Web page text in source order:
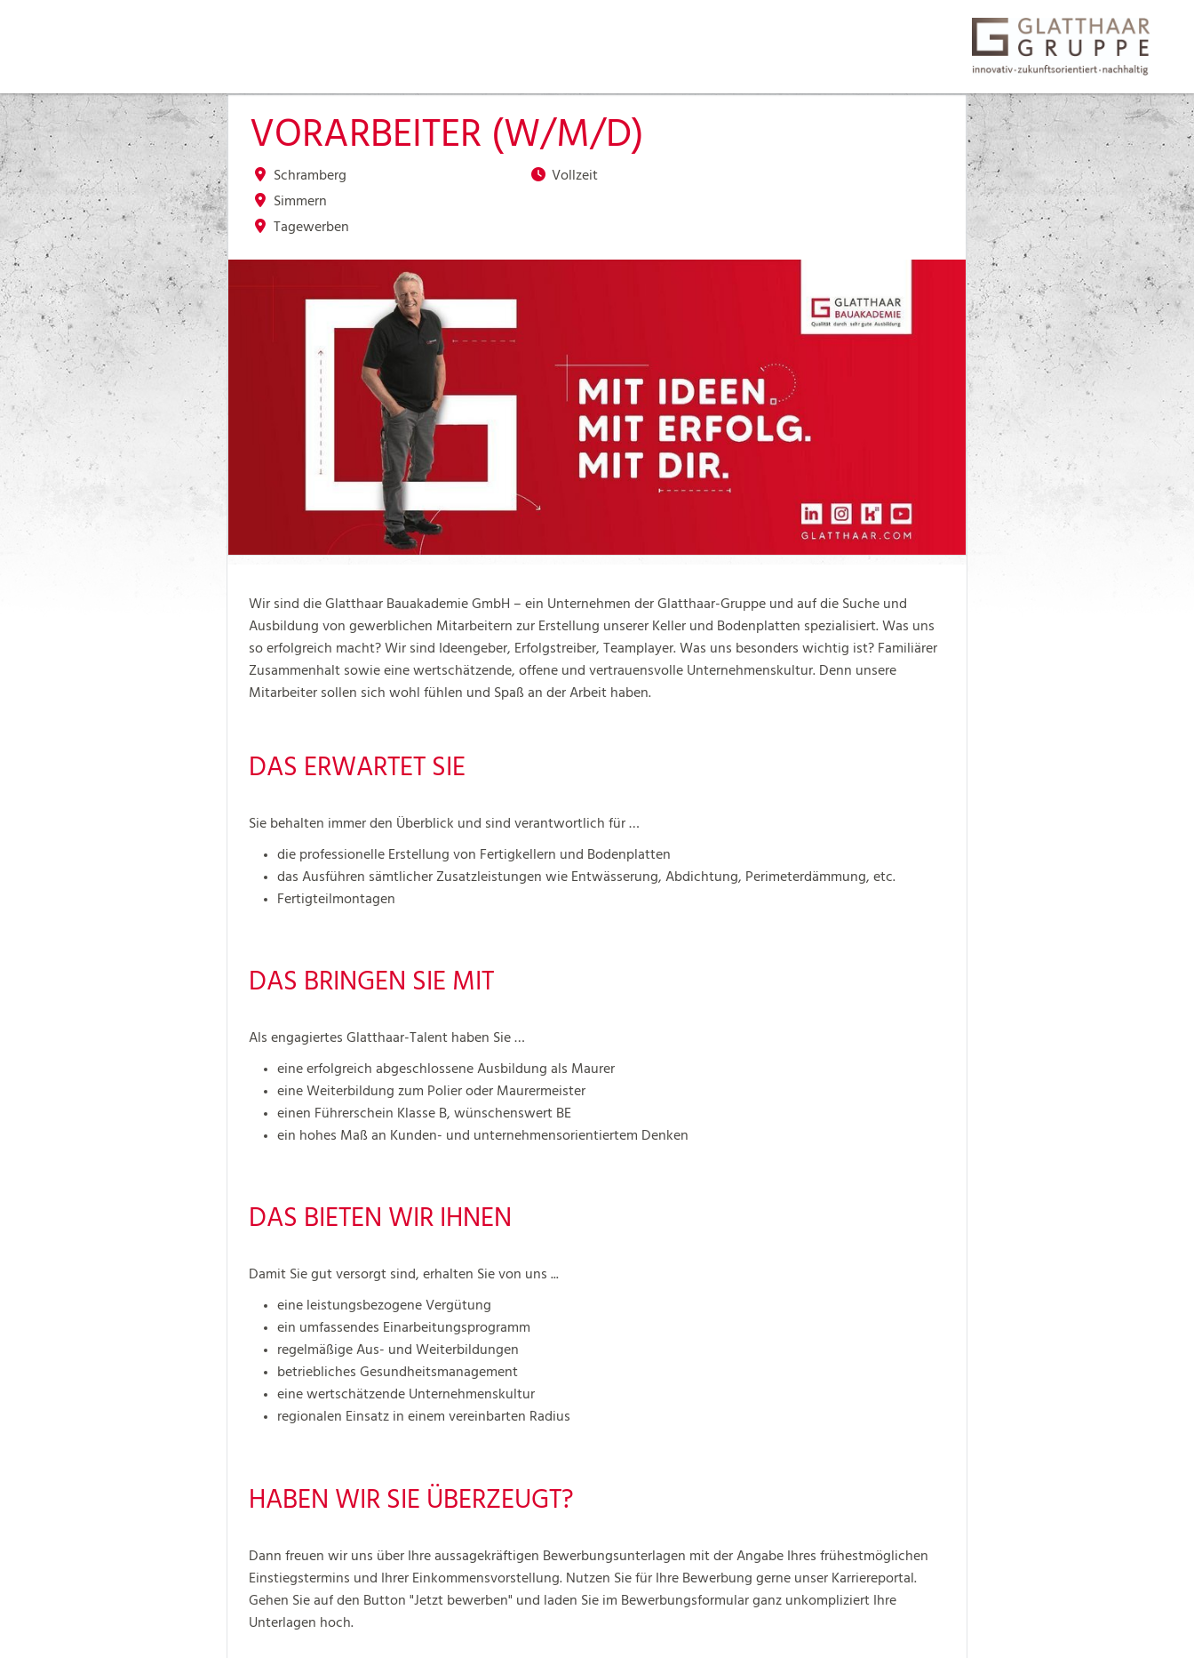
VORARBEITER (W/M/D)
Schramberg
Simmern
Tagewerben
Vollzeit
Wir sind die Glatthaar Bauakademie GmbH – ein Unternehmen der Glatthaar-Gruppe und auf die Suche und
Ausbildung von gewerblichen Mitarbeitern zur Erstellung unserer Keller und Bodenplatten spezialisiert. Was uns
so erfolgreich macht? Wir sind Ideengeber, Erfolgstreiber, Teamplayer. Was uns besonders wichtig ist? Familiärer
Zusammenhalt sowie eine wertschätzende, offene und vertrauensvolle Unternehmenskultur. Denn unsere
Mitarbeiter sollen sich wohl fühlen und Spaß an der Arbeit haben.
DAS ERWARTET SIE
Sie behalten immer den Überblick und sind verantwortlich für …
die professionelle Erstellung von Fertigkellern und Bodenplatten
das Ausführen sämtlicher Zusatzleistungen wie Entwässerung, Abdichtung, Perimeterdämmung, etc.
Fertigteilmontagen
DAS BRINGEN SIE MIT
Als engagiertes Glatthaar-Talent haben Sie …
eine erfolgreich abgeschlossene Ausbildung als Maurer
eine Weiterbildung zum Polier oder Maurermeister
einen Führerschein Klasse B, wünschenswert BE
ein hohes Maß an Kunden- und unternehmensorientiertem Denken
DAS BIETEN WIR IHNEN
Damit Sie gut versorgt sind, erhalten Sie von uns ...
eine leistungsbezogene Vergütung
ein umfassendes Einarbeitungsprogramm
regelmäßige Aus- und Weiterbildungen
betriebliches Gesundheitsmanagement
eine wertschätzende Unternehmenskultur
regionalen Einsatz in einem vereinbarten Radius
HABEN WIR SIE ÜBERZEUGT?
Dann freuen wir uns über Ihre aussagekräftigen Bewerbungsunterlagen mit der Angabe Ihres frühestmöglichen
Einstiegstermins und Ihrer Einkommensvorstellung. Nutzen Sie für Ihre Bewerbung gerne unser Karriereportal.
Gehen Sie auf den Button "Jetzt bewerben" und laden Sie im Bewerbungsformular ganz unkompliziert Ihre
Unterlagen hoch.